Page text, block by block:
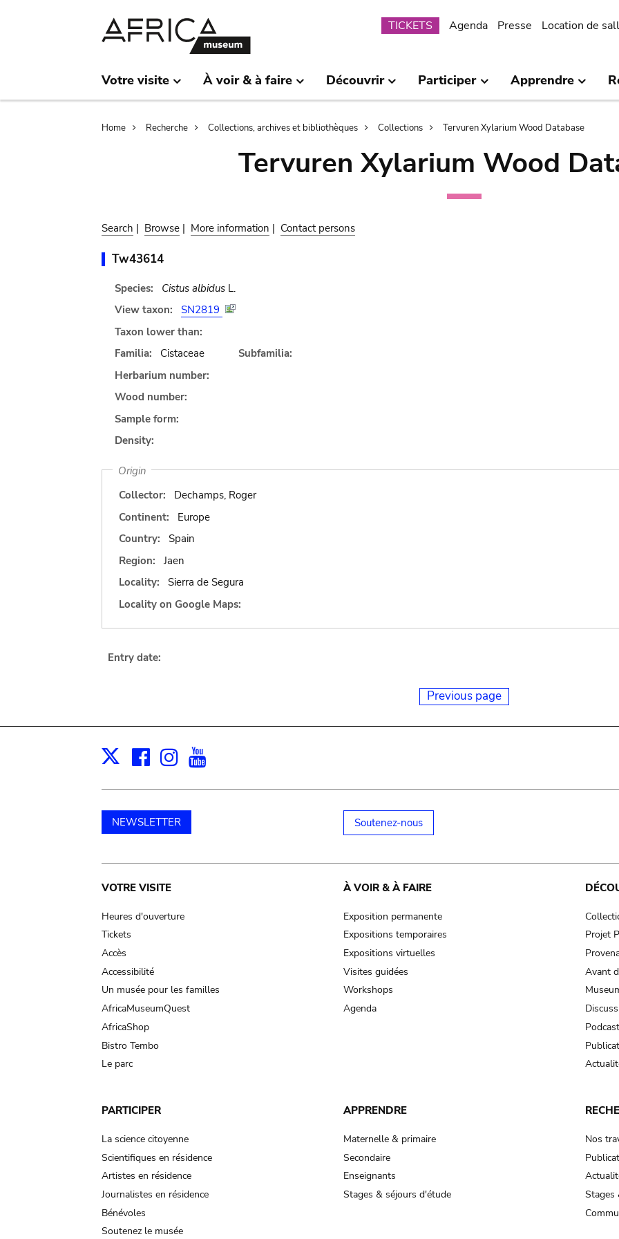
Submenu
TICKETS Agenda Presse Location de
Votre visite À voir & à faire Découvrir Participer Apprendre
Breadcrumb
Home Recherche Collections, archives et bibliothèques Collections Tervuren Xylarium Wood Database
Tervuren Xylarium Wood
Search | Browse | More information | Contact persons
Tw43614
Species: Cistus albidusL.
View taxon:
SN2819
Taxon lower than:
Familia:
Cistaceae
Subfamilia:
Herbarium number:
Wood number:
Sample form:
Density:
Origin
Collector:
Dechamps, Roger
Continent:
Europe
Country:
Spain
Region:
Jaen
Locality:
Sierra de Segura
Locality on Google Maps:
Entry date:
Previous page
X Facebook
Instagram
NEWSLETTER Soutenez-nous
Main
navigation
VOTRE VISITE
Heures d'ouverture
Tickets
Accès
Accessibilité
Un musée pour les familles
AfricaMuseumQuest
AfricaShop
Bistro Tembo
Le parc
À VOIR & À FAIRE
Exposition permanente
Expositions temporaires
Expositions virtuelles
Visites guidées
Workshops
Agenda
Projet
Avant
PARTICIPER
La science citoyenne
Scientifiques en résidence
Artistes en résidence
Journalistes en résidence
Bénévoles
Soutenez le musée
APPRENDRE
Maternelle & primaire
Secondaire
Enseignants
Stages & séjours d'étude
Nos
Stages